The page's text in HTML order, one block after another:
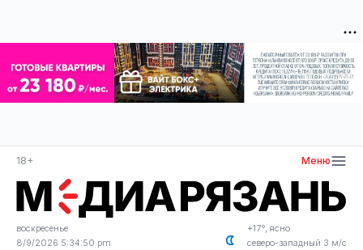
18+ Меню
воскресенье
8/9/2026 5:34:51 pm
+17°, ясно
северо-западный 3 м/с